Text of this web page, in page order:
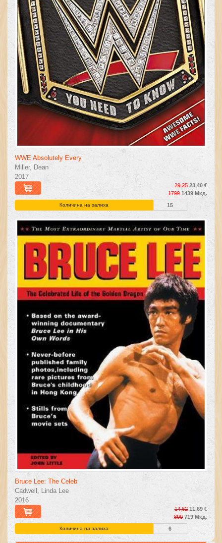
WWE Absolutely Every
Miller, Dean
2017
29,25 23,40 €
1799 1439 Мкд.
Количина на залиха 15
Bruce Lee: The Celeb
Cadwell, Linda Lee
2016
14,62 11,69 €
899 719 Мкд.
Количина на залиха 6